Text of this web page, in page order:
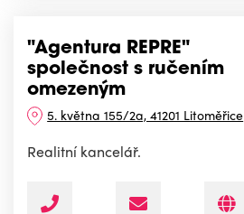
"Agentura REPRE"
společnost s ručením
omezeným
5. května 155/2a, 41201 Litoměřice
Realitní kancelář.